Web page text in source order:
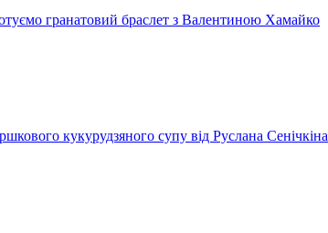
гранатовий браслет з Валентиною Хамайко
кукурудзяного супу від Руслана Сенічкіна